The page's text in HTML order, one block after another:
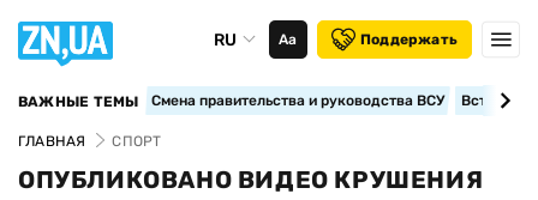
RU Аа Поддержать
ВАЖНЫЕ ТЕМЫ Смена правительства и руководства ВСУ
ГЛАВНАЯ СПОРТ
ОПУБЛИКОВАНО ВИДЕО КРУШЕНИЯ